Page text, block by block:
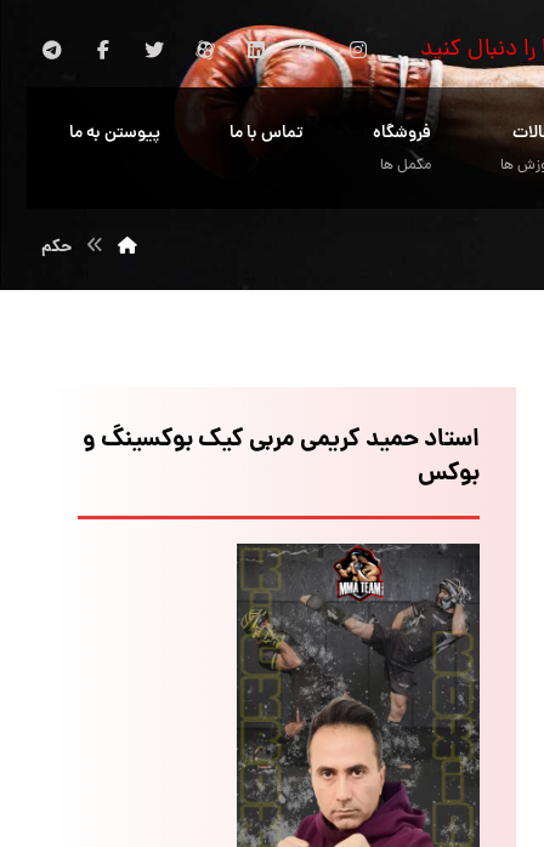
را دنبال کنید
ها
فروشگاه
مکمل ها
تماس با ما پیوستن به ما
حکم
استاد حمید کریمی مربی کیک بوکسینگ و
بوکس